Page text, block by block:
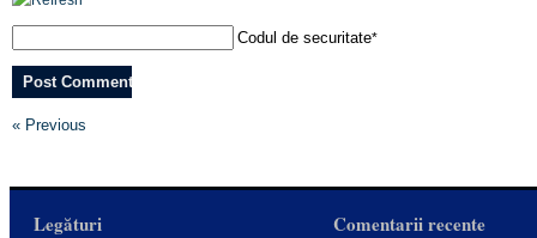
Codul de securitate*
« Previous
Legături Comentarii recente